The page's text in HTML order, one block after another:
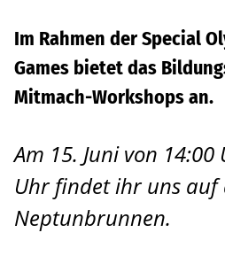
Pankow
Arbeiten und lernen
Treptow
Friedrichshain
Im Rahmen der Special
Games bietet das
Mitmach-Workshops an.
Am 15. Juni von
Uhr findet ihr uns auf
Neptunbrunnen.